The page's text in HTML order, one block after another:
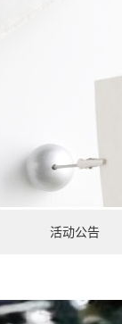
活动公告